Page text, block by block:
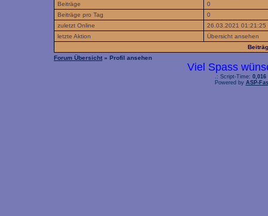
Beiträge
0
Beiträge pro Tag
0
zuletzt Online
26.03.2021 01:21:25
letzte Aktion
Übersicht ansehen
Forum Übersicht » Profil ansehen
Viel Spass
.: Script-Time: 0,016
Powered by ASP-